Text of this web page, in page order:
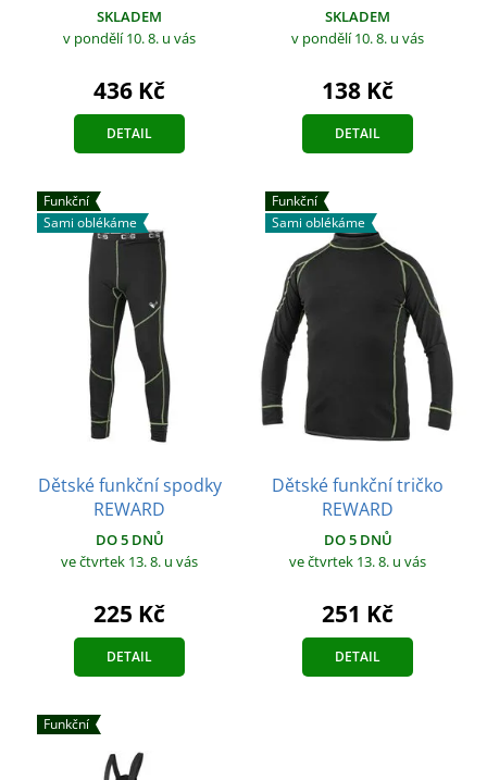
SKLADEM
v pondělí 10. 8. u vás
436 Kč
DETAIL
SKLADEM
v pondělí 10. 8. u vás
138 Kč
DETAIL
Funkční
Sami oblékáme
Dětské funkční spodky
REWARD
DO 5 DNŮ
ve čtvrtek 13. 8. u vás
225 Kč
DETAIL
Funkční
Sami oblékáme
Dětské funkční tričko
REWARD
DO 5 DNŮ
ve čtvrtek 13. 8. u vás
251 Kč
DETAIL
Funkční